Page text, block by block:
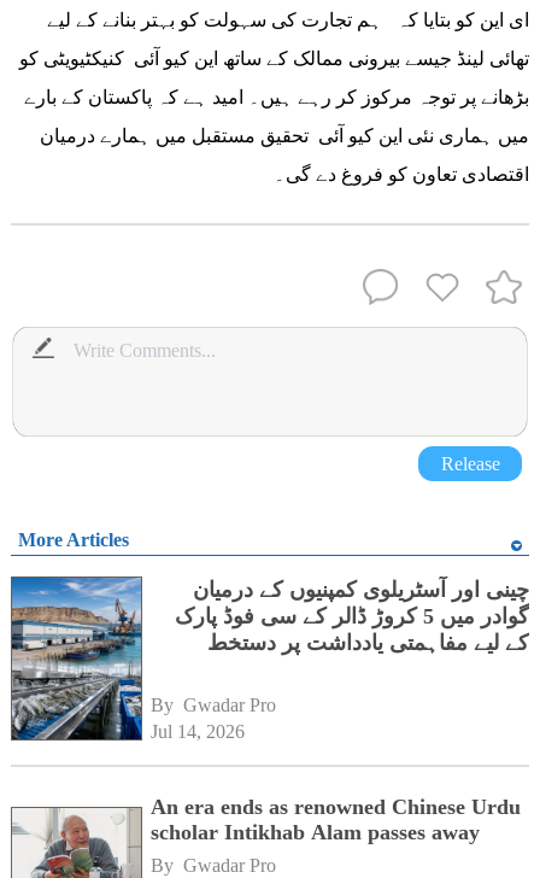
ای این کو بتایا کہ ہم تجارت کی سہولت کو بہتر بنانے کے لیے
تھائی لینڈ جیسے بیرونی ممالک کے ساتھ این کیو آئی کنیکٹیویٹی کو
بڑھانے پر توجہ مرکوز کر رہے ہیں۔ امید ہے کہ پاکستان کے بارے
میں ہماری نئی این کیو آئی تحقیق مستقبل میں ہمارے درمیان
اقتصادی تعاون کو فروغ دے گی۔
Release
More Articles
چینی اور آسٹریلوی کمپنیوں کے درمیان
گوادر میں 5 کروڑ ڈالر کے سی فوڈ پارک
کے لیے مفاہمتی یادداشت پر دستخط
By Gwadar Pro
Jul 14, 2026
An era ends as renowned Chinese Urdu
scholar Intikhab Alam passes away
By Gwadar Pro